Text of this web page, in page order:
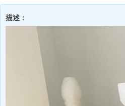
描述：